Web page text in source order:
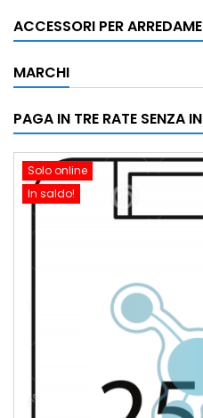
ACCESSORI PER
MARCHI
PAGA IN TRE RATE SENZA
Solo online
In saldo!